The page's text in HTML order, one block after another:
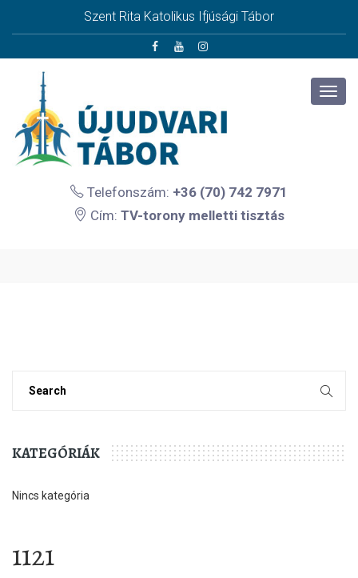
Szent Rita Katolikus Ifjúsági Tábor
Telefonszám: +36 (70) 742 7971
Cím: TV-torony melletti tisztás
KATEGÓRIÁK
Nincs kategória
1121